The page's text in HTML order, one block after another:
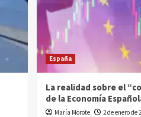
España
La realidad sobre el
de la Economía
María Morote 2 de enero de